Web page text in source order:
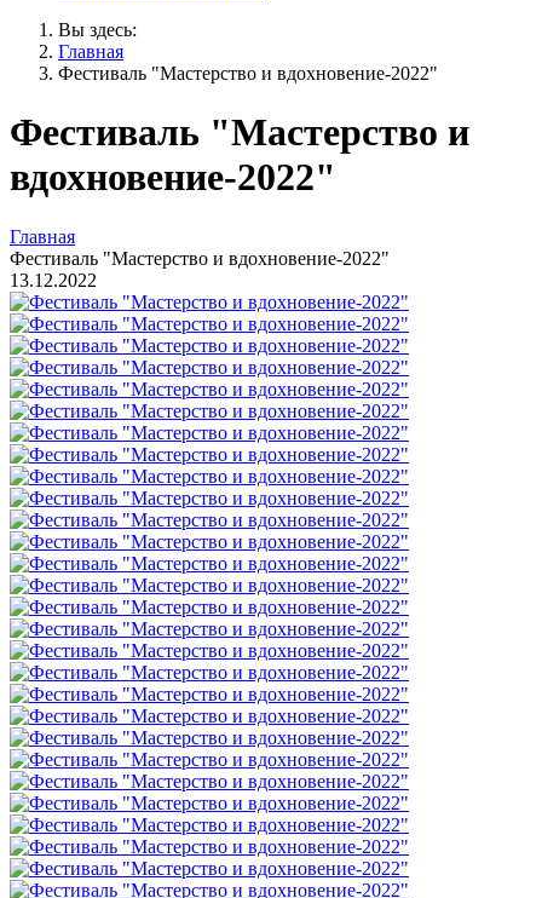
Вы здесь:
Главная
Фестиваль "Мастерство и вдохновение-2022"
Фестиваль "Мастерство и
вдохновение-2022"
Главная
Фестиваль "Мастерство и вдохновение-2022"
13.12.2022